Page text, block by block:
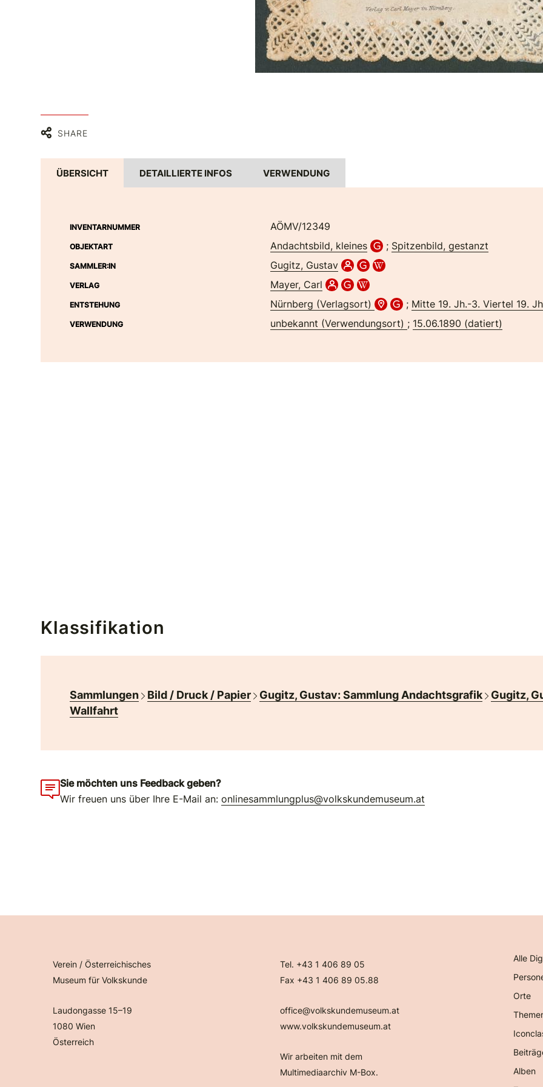
SHARE
ÜBERSICHT DETAILLIERTE INFOS VERWENDUNG
INVENTARNUMMER AÖMV/12349
OBJEKTART Andachtsbild, kleines ; Spitzenbild, gestanzt
SAMMLER:IN Gugitz, Gustav
VERLAG Mayer, Carl
ENTSTEHUNG Nürnberg (Verlagsort) ; Mitte 19. Jh.-3. Viertel 19.
VERWENDUNG unbekannt (Verwendungsort) ; 15.06.1890 (datiert)
Klassifikation
Sammlungen Bild / Druck / Papier Gugitz, Gustav: Sammlung Andachtsgrafik
Gugitz,
Wallfahrt
Sie möchten uns Feedback geben?
Wir freuen uns über Ihre E-Mail an:onlinesammlungplus@volkskundemuseum.at
Verein / Österreichisches
Museum für Volkskunde
Laudongasse 15–19
1080 Wien
Österreich
Tel. +43 1 406 89 05
Fax +43 1 406 89 05.88
office@volkskundemuseum.at
www.volkskundemuseum.at
Wir arbeiten mit dem
Multimediaarchiv M-Box.
Alle
Orte
Alben